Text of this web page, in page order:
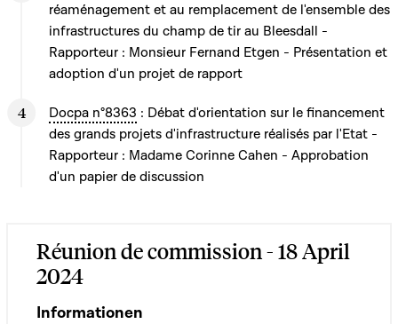
réaménagement et au remplacement de l'ensemble des
infrastructures du champ de tir au Bleesdall -
Rapporteur : Monsieur Fernand Etgen - Présentation et
adoption d'un projet de rapport
Docpa n°8363 : Débat d'orientation sur le financement
des grands projets d'infrastructure réalisés par l'Etat -
Rapporteur : Madame Corinne Cahen - Approbation
d'un papier de discussion
Réunion de commission - 18 April
2024
Informationen